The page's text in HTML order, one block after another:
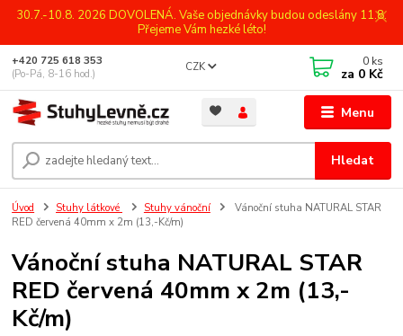
30.7.-10.8. 2026 DOVOLENÁ. Vaše objednávky budou odeslány 11.8.
Přejeme Vám hezké léto!
Menu
CZK
Hledat
+420 725 618 353
(Po-Pá, 8-16 hod.)
0 ks
za 0 Kč
Úvod Stuhy látkové Stuhy vánoční
Vánoční stuha NATURAL STAR
RED červená 40mm x 2m (13,-Kč/m)
Vánoční stuha NATURAL STAR
RED červená 40mm x 2m (13,-
Kč/m)